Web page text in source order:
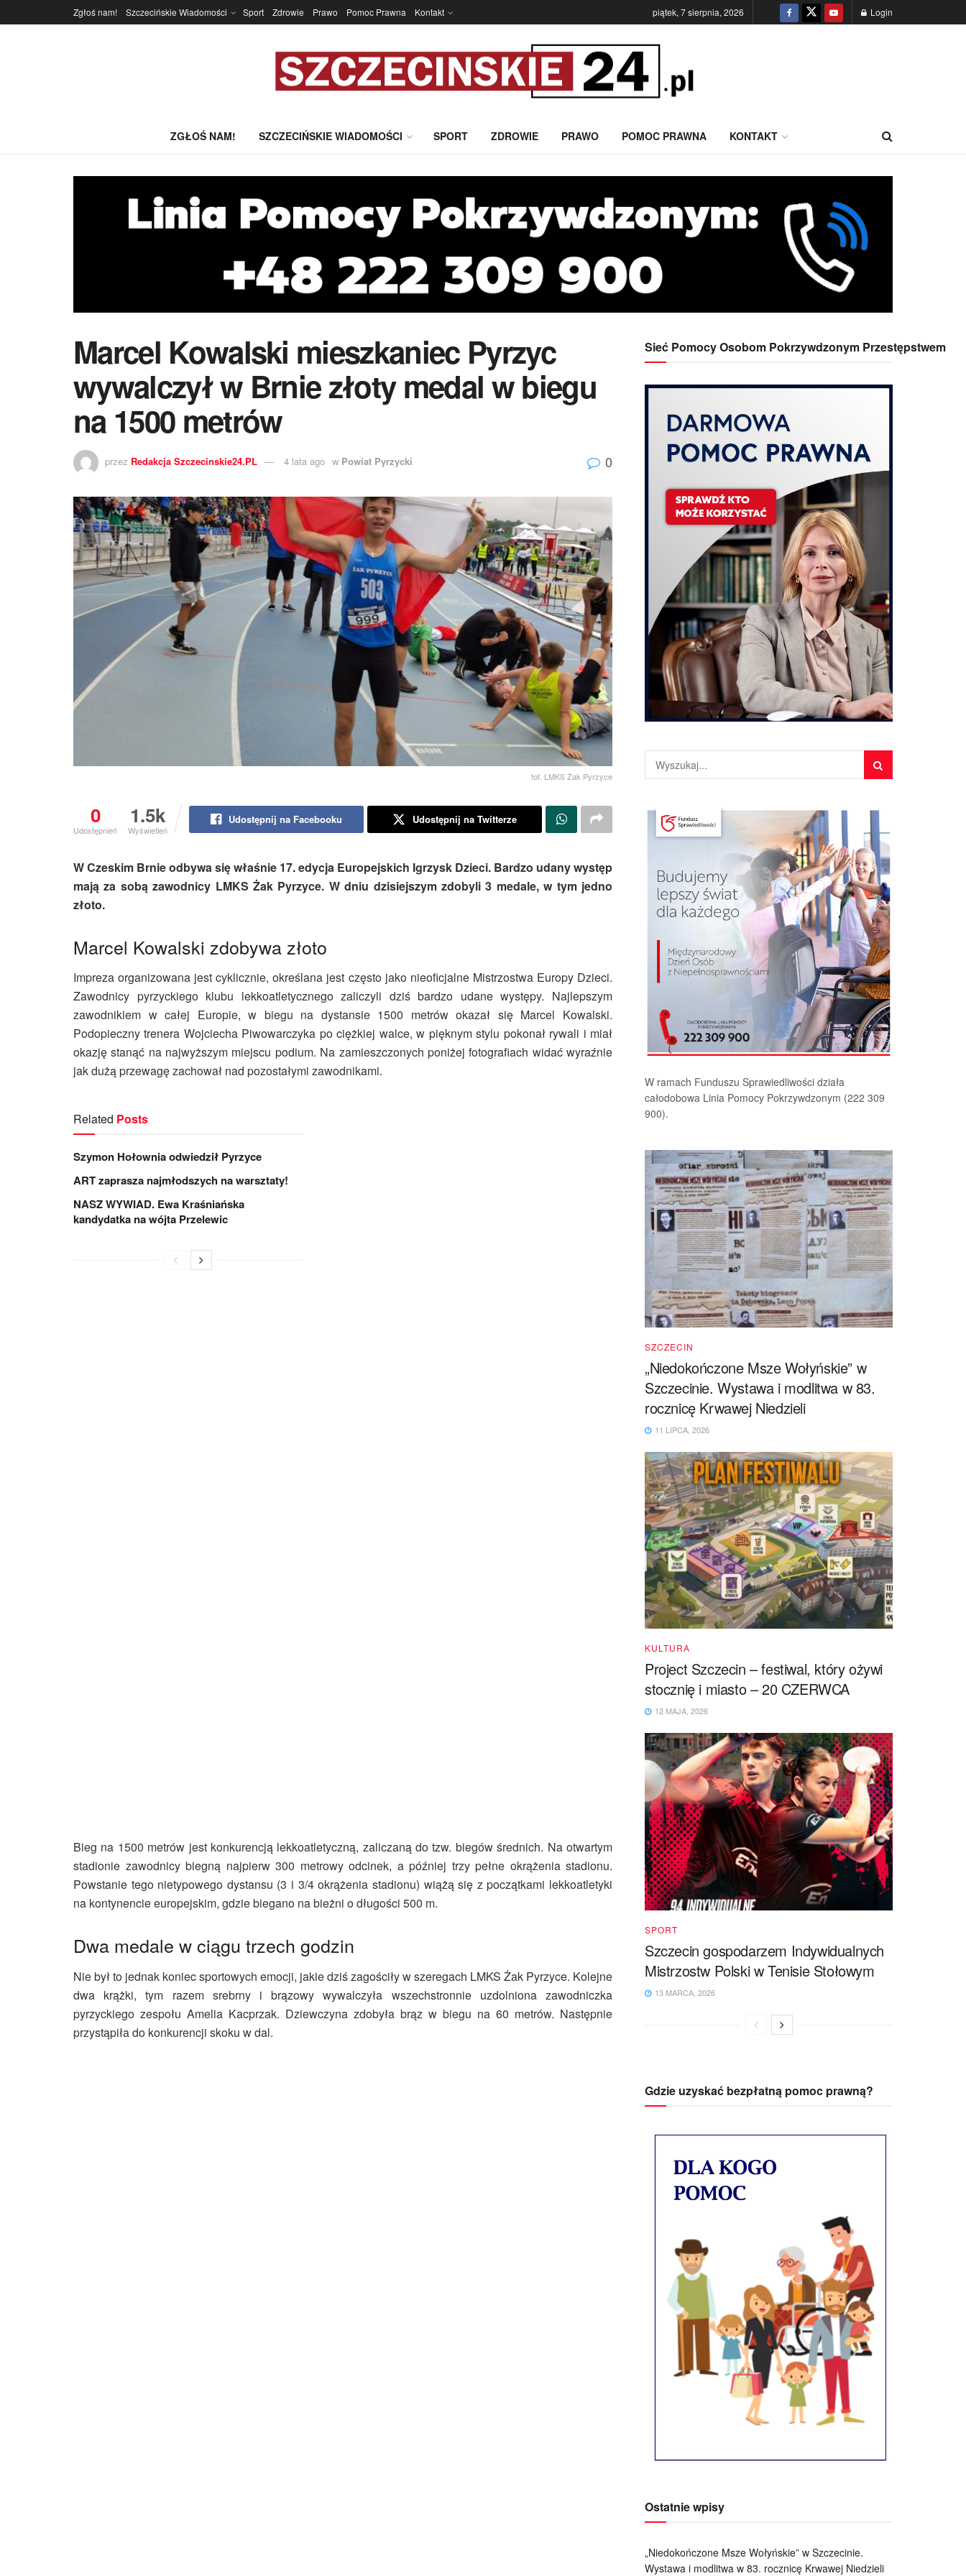
Zgłoś nam! Szczecińskie Wiadomości Sport Zdrowie Prawo Pomoc Prawna Kontakt piątek, 7 sierpnia, 2026 Login
ZGŁOŚ NAM! SZCZECIŃSKIE WIADOMOŚCI SPORT ZDROWIE PRAWO POMOC PRAWNA KONTAKT
Marcel Kowalski mieszkaniec Pyrzyc
wywalczył w Brnie złoty medal w biegu
na 1500 metrów
przez Redakcja Szczecinskie24.PL 4 lata ago w Powiat Pyrzycki 0
fot. LMKS Żak Pyrzyce
0
Udostępnień
1.5k
Wyświetleń
Udostępnij na Facebooku Udostępnij na Twitterze
W Czeskim Brnie odbywa się właśnie 17. edycja Europejskich Igrzysk Dzieci. Bardzo udany występ
mają za sobą zawodnicy LMKS Żak Pyrzyce. W dniu dzisiejszym zdobyli 3 medale, w tym jedno
złoto.
Marcel Kowalski zdobywa złoto
Impreza organizowana jest cyklicznie, określana jest często jako nieoficjalne Mistrzostwa Europy Dzieci.
Zawodnicy pyrzyckiego klubu lekkoatletycznego zaliczyli dziś bardzo udane występy. Najlepszym
zawodnikiem w całej Europie, w biegu na dystansie 1500 metrów okazał się Marcel Kowalski.
Podopieczny trenera Wojciecha Piwowarczyka po ciężkiej walce, w pięknym stylu pokonał rywali i miał
okazję stanąć na najwyższym miejscu podium. Na zamieszczonych poniżej fotografiach widać wyraźnie
jak dużą przewagę zachował nad pozostałymi zawodnikami.
Related Posts
Szymon Hołownia odwiedził Pyrzyce
ART zaprasza najmłodszych na warsztaty!
NASZ WYWIAD. Ewa Kraśniańska
kandydatka na wójta Przelewic
Bieg na 1500 metrów jest konkurencją lekkoatletyczną, zaliczaną do tzw. biegów średnich. Na otwartym
stadionie zawodnicy biegną najpierw 300 metrowy odcinek, a później trzy pełne okrążenia stadionu.
Powstanie tego nietypowego dystansu (3 i 3/4 okrążenia stadionu) wiążą się z początkami lekkoatletyki
na kontynencie europejskim, gdzie biegano na bieżni o długości 500 m.
Dwa medale w ciągu trzech godzin
Nie był to jednak koniec sportowych emocji, jakie dziś zagościły w szeregach LMKS Żak Pyrzyce. Kolejne
dwa krążki, tym razem srebrny i brązowy wywalczyła wszechstronnie uzdolniona zawodniczka
pyrzyckiego zespołu Amelia Kacprzak. Dziewczyna zdobyła brąz w biegu na 60 metrów. Następnie
przystąpiła do konkurencji skoku w dal.
Sieć Pomocy Osobom Pokrzywdzonym Przestępstwem
W ramach Funduszu Sprawiedliwości działa
całodobowa Linia Pomocy Pokrzywdzonym (222 309
900).
SZCZECIN
„Niedokończone Msze Wołyńskie” w
Szczecinie. Wystawa i modlitwa w 83.
rocznicę Krwawej Niedzieli
11 LIPCA, 2026
KULTURA
Project Szczecin – festiwal, który ożywi
stocznię i miasto – 20 CZERWCA
12 MAJA, 2026
SPORT
Szczecin gospodarzem Indywidualnych
Mistrzostw Polski w Tenisie Stołowym
13 MARCA, 2026
Gdzie uzyskać bezpłatną pomoc prawną?
Ostatnie wpisy
„Niedokończone Msze Wołyńskie” w Szczecinie.
Wystawa i modlitwa w 83. rocznicę Krwawej Niedzieli